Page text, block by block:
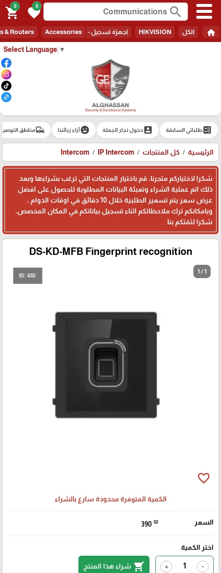
Select Language ▼
search
0
favorite
0
shopping_cart
home الكل HIKVISION اجهزة تسجيل - Recorders & Routers Accessories
ballotطلباتي السابقة account_boxدخول تجار الجملة emoji_emotionsآراء زبائننا commuteمناطق
الرئيسية كل المنتجات Intercom IP Intercom
شكرا لاختياركم متجرنا، قم باختيار المنتجات التي ترغب بشراءها وبعد
ذلك اتم عملية الشراء وتعبئة البيانات المطلوبة للحصول على افضل
عرض سعر يتم تسعير الطلبية خلال 10 دقائق في اوقات الدوام ،
وبامكانكم ترك ملاحظاتكم اثناء تسجيل بياناتكم في المكان المخصص،
شكرا لثقتكم بنا
DS-KD-MFB Fingerprint recognition
1 / 1
favorite_border
الكمية المتوفرة محدودة سارع بالشراء
السعر 390 ₪
اختر الكمية
-
+
shopping_cart شراء هذا المنتج